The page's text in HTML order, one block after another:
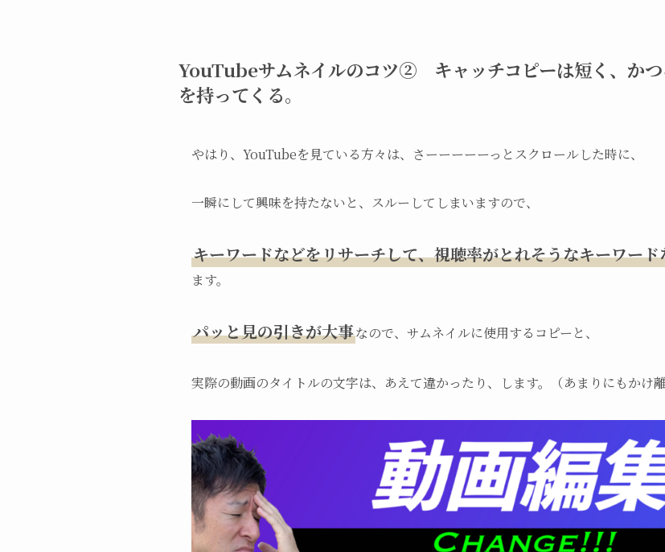
YouTubeサムネイルのコツ② キャッチコピーは短く、かつ
を持ってくる。
やはり、YouTubeを見ている方々は、さーーーーーっとスクロールした時に、
一瞬にして興味を持たないと、スルーしてしまいますので、
キーワードなどをリサーチして、視聴率がとれそうなキーワード
ます。
パッと見の引きが大事なので、サムネイルに使用するコピーと、
実際の動画のタイトルの文字は、あえて違かったり、します。（あまりにもかけ